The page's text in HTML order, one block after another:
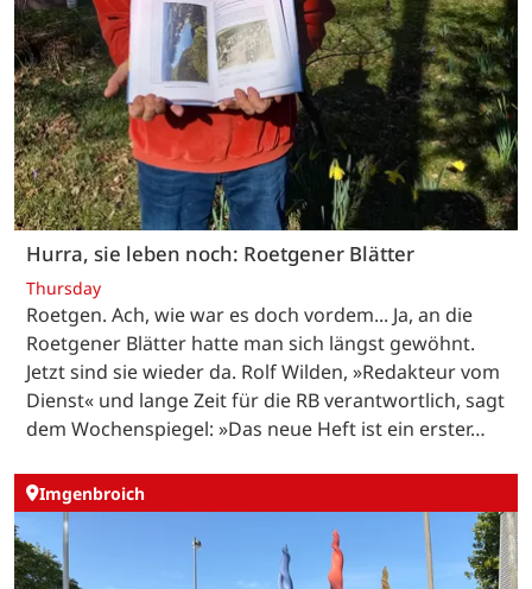
Hurra, sie leben noch: Roetgener Blätter
Thursday
Roetgen. Ach, wie war es doch vordem... Ja, an die
Roetgener Blätter hatte man sich längst gewöhnt.
Jetzt sind sie wieder da. Rolf Wilden, »Redakteur vom
Dienst« und lange Zeit für die RB verantwortlich, sagt
dem Wochenspiegel: »Das neue Heft ist ein erster…
Imgenbroich